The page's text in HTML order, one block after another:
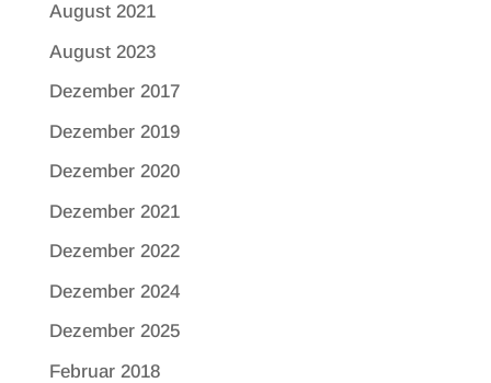
August 2021
August 2023
Dezember 2017
Dezember 2019
Dezember 2020
Dezember 2021
Dezember 2022
Dezember 2024
Dezember 2025
Februar 2018